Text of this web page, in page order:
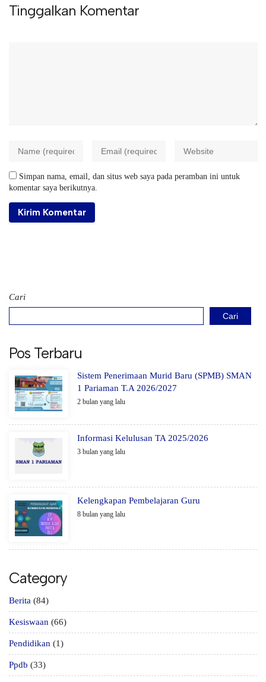
Tinggalkan Komentar
Simpan nama, email, dan situs web saya pada peramban ini untuk
komentar saya berikutnya.
Cari
Cari
Pos Terbaru
Sistem Penerimaan Murid Baru (SPMB) SMAN
1 Pariaman T.A 2026/2027
2 bulan yang lalu
Informasi Kelulusan TA 2025/2026
3 bulan yang lalu
Kelengkapan Pembelajaran Guru
8 bulan yang lalu
Category
Berita (84)
Kesiswaan (66)
Pendidikan (1)
Ppdb (33)